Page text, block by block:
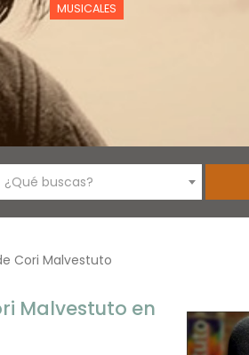
MUSICALES
¿Qué buscas?
Cori Malvestuto
Malvestuto en